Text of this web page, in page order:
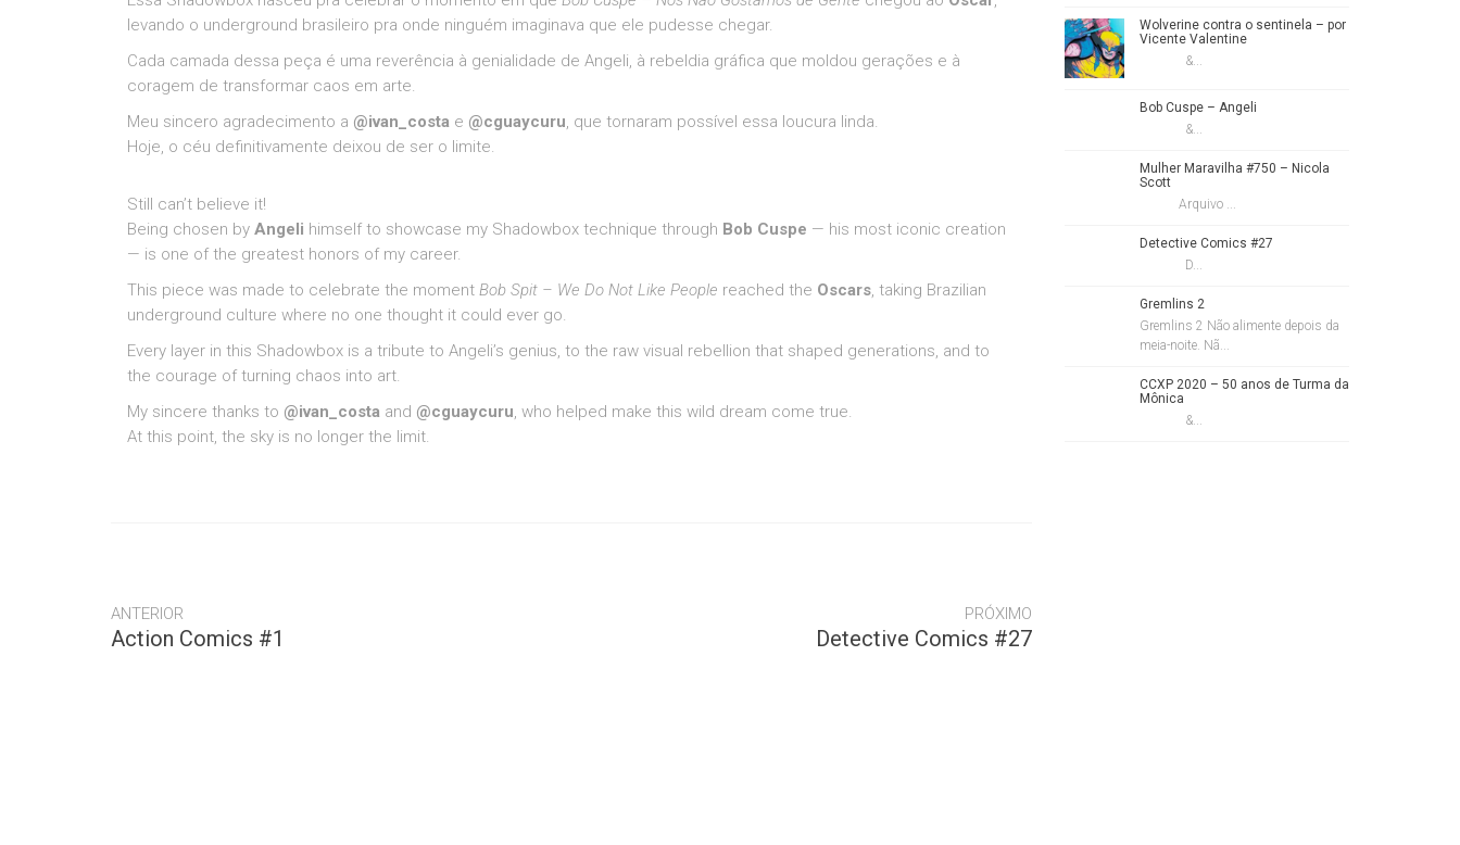
levando o underground brasileiro pra onde ninguém imaginava que ele pudesse chegar.
Cada camada dessa peça é uma reverência à genialidade de Angeli, à rebeldia gráfica que moldou gerações e à
coragem de transformar caos em arte.
Meu sincero agradecimento a @ivan_costa e @cguaycuru, que tornaram possível essa loucura linda.
Hoje, o céu definitivamente deixou de ser o limite.
Still can’t believe it!
Being chosen by Angeli himself to showcase my Shadowbox technique through Bob Cuspe — his most iconic creation
— is one of the greatest honors of my career.
This piece was made to celebrate the moment Bob Spit – We Do Not Like People reached the Oscars, taking Brazilian
underground culture where no one thought it could ever go.
Every layer in this Shadowbox is a tribute to Angeli’s genius, to the raw visual rebellion that shaped generations, and to
the courage of turning chaos into art.
My sincere thanks to @ivan_costa and @cguaycuru, who helped make this wild dream come true.
At this point, the sky is no longer the limit.
ANTERIOR
Action Comics #1
PRÓXIMO
Detective Comics #27
Wolverine contra o sentinela – por
Vicente Valentine
&...
Bob Cuspe – Angeli
&...
Mulher Maravilha #750 – Nicola
Scott
Arquivo ...
Detective Comics #27
D...
Gremlins 2
Gremlins 2 Não alimente depois da
meia-noite. Nã...
CCXP 2020 – 50 anos de Turma da
Mônica
&...